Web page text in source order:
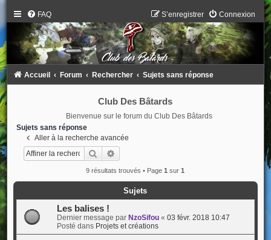
FAQ Connexion
S’enregistrer
Accueil Forum Rechercher Sujets sans réponse
Club Des Bâtards
Bienvenue sur le forum du Club Des Bâtards
Sujets sans réponse
Aller à la recherche avancée
Rechercher
9 résultats trouvés • Page1 sur1
Sujets
Les balises !
Dernier message par NzoSifou« 03 févr. 2018 10:47
Posté dans Projets et créations